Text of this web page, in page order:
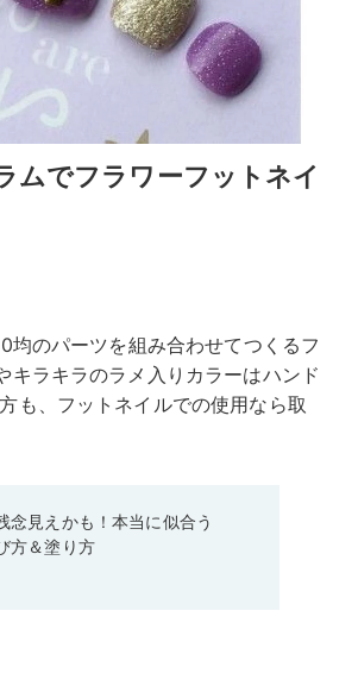
ムでフラワーフットネイ
均のパーツを組み合わせてつくるフ
ラキラのラメ入りカラーはハンド
も、フットネイルでの使用なら取
念見えかも！本当に似合う
方＆塗り方